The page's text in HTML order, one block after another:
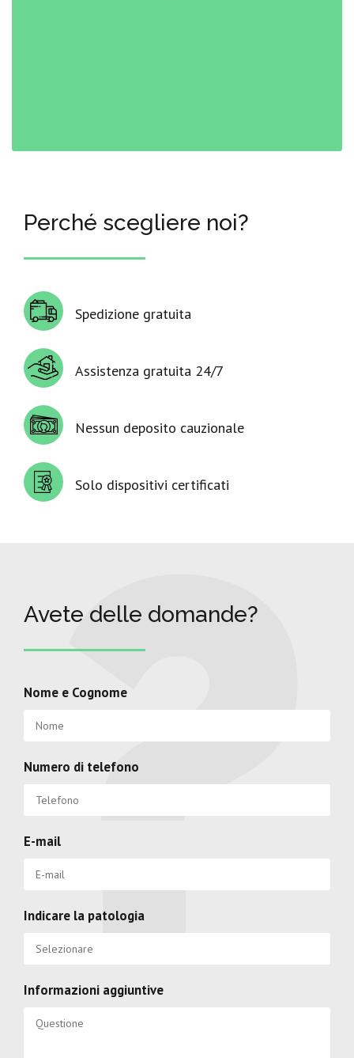
Perché scegliere noi?
Spedizione gratuita
Assistenza gratuita 24/7
Nessun deposito cauzionale
Solo dispositivi certificati
Avete delle domande?
Nome e Cognome
Numero di telefono
E-mail
Indicare la patologia
Informazioni aggiuntive